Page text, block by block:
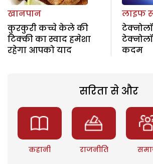
खानपान
कुरकुरी कच्चे केले की
टिक्की का स्वाद हमेशा
रहेगा आपको याद
लाइफ
कदम
सरिता से और
कहानी राजनीति